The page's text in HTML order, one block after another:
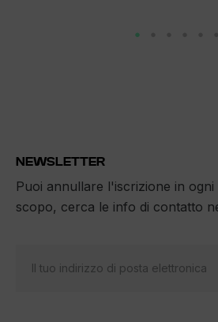
NEWSLETTER
Puoi annullare l'iscrizione in
scopo, cerca le info di contatto